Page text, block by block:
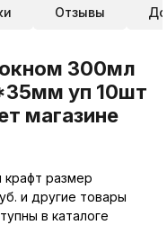
Отзывы
окном 300мл
уп 10шт
магазине
крафт размер
и другие товары
в каталоге